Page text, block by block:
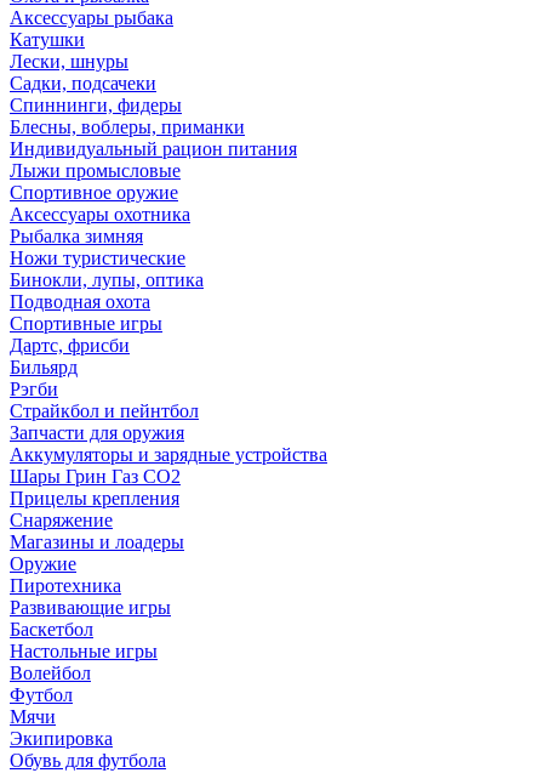
Аксессуары рыбака
Катушки
Лески, шнуры
Садки, подсачеки
Спиннинги, фидеры
Блесны, воблеры, приманки
Индивидуальный рацион питания
Лыжи промысловые
Спортивное оружие
Аксессуары охотника
Рыбалка зимняя
Ножи туристические
Бинокли, лупы, оптика
Подводная охота
Спортивные игры
Дартс, фрисби
Бильярд
Рэгби
Страйкбол и пейнтбол
Запчасти для оружия
Аккумуляторы и зарядные устройства
Шары Грин Газ СО2
Прицелы крепления
Снаряжение
Магазины и лоадеры
Оружие
Пиротехника
Развивающие игры
Баскетбол
Настольные игры
Волейбол
Футбол
Мячи
Экипировка
Обувь для футбола